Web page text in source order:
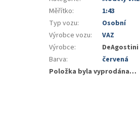
Měřítko:
1:43
Typ vozu:
Osobní
Výrobce vozu:
VAZ
Výrobce:
DeAgostini
Barva:
červená
Položka byla vyprodána…